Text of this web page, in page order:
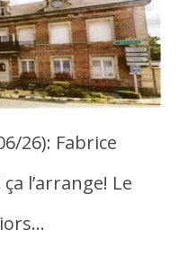
26): Fabrice
l’arrange! Le